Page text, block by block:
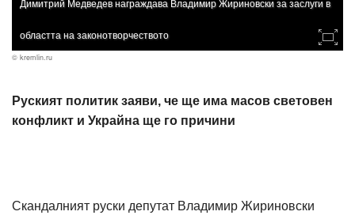
Димитрий Медведев награждава Владимир Жириновски за заслуги в
областта на законотворчеството
© kremlin.ru
Руският политик заяви, че ще има масов световен
конфликт и Украйна ще го причини
Скандалният руски депутат Владимир Жириновски